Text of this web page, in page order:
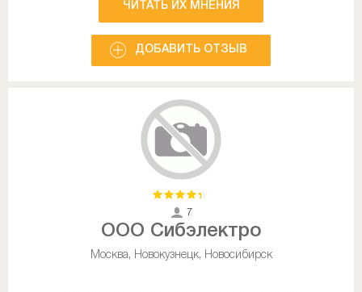
ЧИТАТЬ ИХ МНЕНИЯ
ДОБАВИТЬ ОТЗЫВ
7
ООО Сибэлектро
Москва, Новокузнецк, Новосибирск